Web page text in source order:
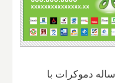
۷- زهران ممدانیِ ۳۴ ساله دموکرات با